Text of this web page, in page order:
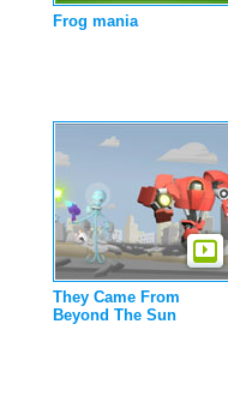
Frog mania
They Came From
Beyond The Sun